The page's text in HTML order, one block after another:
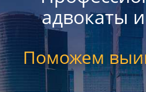
адвокаты
Поможем